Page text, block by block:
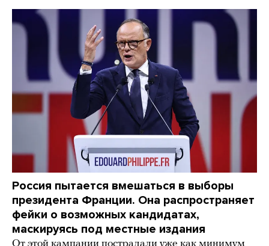
Россия пытается вмешаться в выборы
президента Франции. Она распространяет
фейки о возможных кандидатах,
маскируясь под местные издания